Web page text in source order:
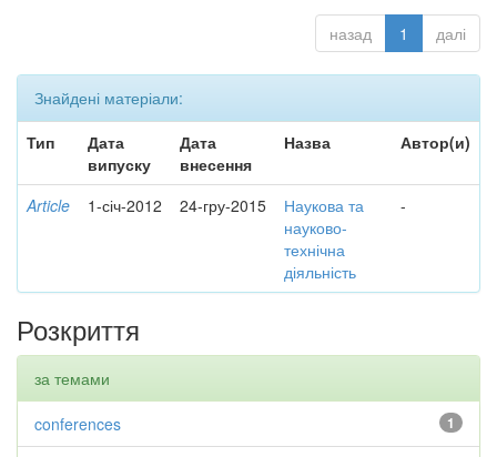
назад 1 далі
Знайдені матеріали:
Тип
Дата
випуску
Дата
внесення
Назва Автор(и)
Article 1-січ-2012 24-гру-2015
Наукова та
науково-
технічна
діяльність
-
Розкриття
за темами
1
conferences